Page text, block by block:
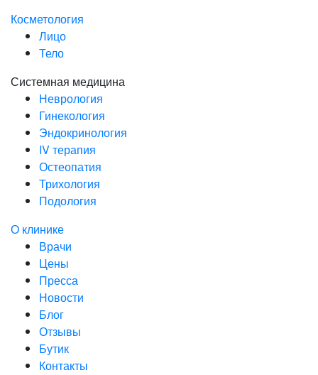
Косметология
Лицо
Тело
Системная медицина
Неврология
Гинекология
Эндокринология
IV терапия
Остеопатия
Трихология
Подология
О клинике
Врачи
Цены
Пресса
Новости
Блог
Отзывы
Бутик
Контакты